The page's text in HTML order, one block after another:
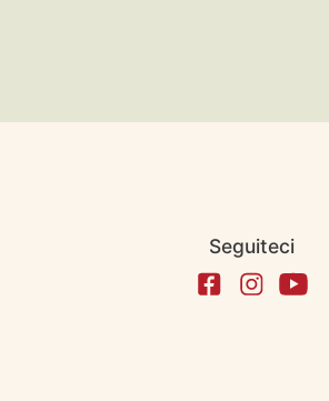
Seguiteci